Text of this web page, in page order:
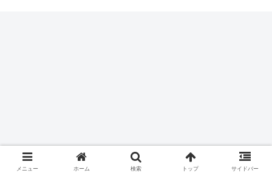
メニュー ホーム 検索 トップ サイドバー